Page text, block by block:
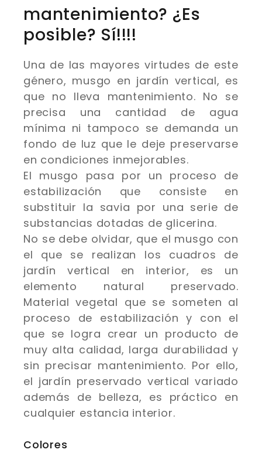
mantenimiento? ¿Es
posible? Sí!!!!
Una de las mayores virtudes de este
género, musgo en jardín vertical, es
que no lleva mantenimiento. No se
precisa una cantidad de agua
mínima ni tampoco se demanda un
fondo de luz que le deje preservarse
en condiciones inmejorables.
El musgo pasa por un proceso de
estabilización que consiste en
substituir la savia por una serie de
substancias dotadas de glicerina.
No se debe olvidar, que el musgo con
el que se realizan los cuadros de
jardín vertical en interior, es un
elemento natural preservado.
Material vegetal que se someten al
proceso de estabilización y con el
que se logra crear un producto de
muy alta calidad, larga durabilidad y
sin precisar mantenimiento. Por ello,
el jardín preservado vertical variado
además de belleza, es práctico en
cualquier estancia interior.
Colores